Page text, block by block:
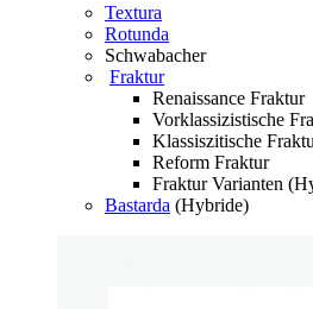
Textura
Rotunda
Schwabacher
Fraktur
Renaissance Fraktur
Vorklassizistische
Klassiszitische
Reform Fraktur
Fraktur Varianten
Bastarda (Hybride)